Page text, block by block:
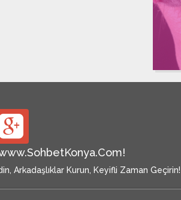
Arkadaşlıklar Kurun, Keyifli Zaman Geçirin!